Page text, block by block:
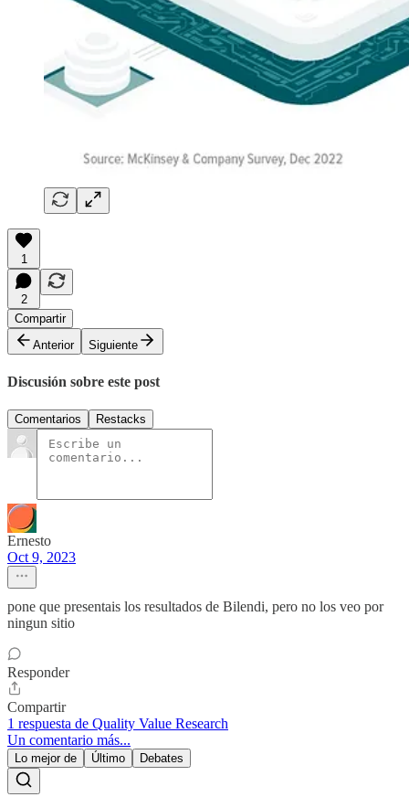
1
2
Compartir
Anterior
Siguiente
Discusión sobre este post
Comentarios Restacks
Ernesto
Oct 9, 2023
pone que presentais los resultados de Bilendi, pero no los veo por
ningun sitio
Responder
Compartir
1 respuesta de Quality Value Research
Un comentario más...
Lo mejor de Último Debates